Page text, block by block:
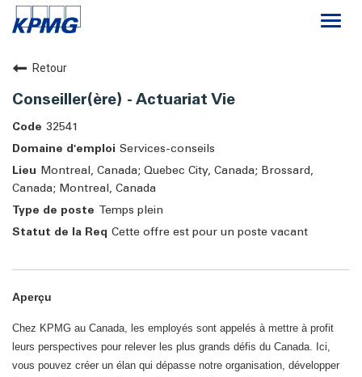
Le cabinet
Travailler chez KPMG
Retour
Conseiller(ère) - Actuariat Vie
32541
Services-conseils
Montreal, Canada; Quebec City, Canada; Brossard,
Canada; Montreal, Canada
Temps plein
Cette offre est pour un poste vacant
Aperçu
Chez KPMG au Canada, les employés sont appelés à mettre à profit
leurs perspectives pour relever les plus grands défis du Canada. Ici,
vous pouvez créer un élan qui dépasse notre organisation, développer